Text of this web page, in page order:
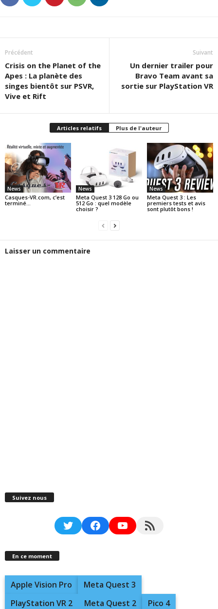
Précédent
Crisis on the Planet of the
Apes : La planète des
singes bientôt sur PSVR,
Vive et Rift
Suivant
Un dernier trailer pour
Bravo Team avant sa
sortie sur PlayStation VR
Articles relatifs Plus de l'auteur
News
Casques-VR.com, c’est
terminé…
News
Meta Quest 3 128 Go ou
512 Go : quel modèle
choisir ?
News
Meta Quest 3 : Les
premiers tests et avis
sont plutôt bons !
Laisser un commentaire
Suivez nous
TwitterFacebookYouTubeRSS Feed
En ce moment
Apple Vision Pro
Meta Quest 3
PlayStation VR 2
Meta Quest 2 Pico 4